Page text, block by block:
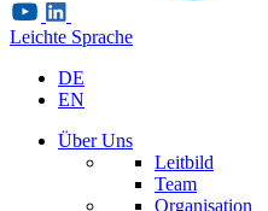
Leichte Sprache
DE
EN
Über Uns
Leitbild
Team
Organisation